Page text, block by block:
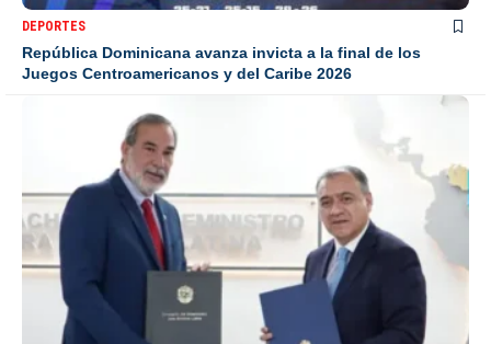
DEPORTES
República Dominicana avanza invicta a la final de los
Juegos Centroamericanos y del Caribe 2026